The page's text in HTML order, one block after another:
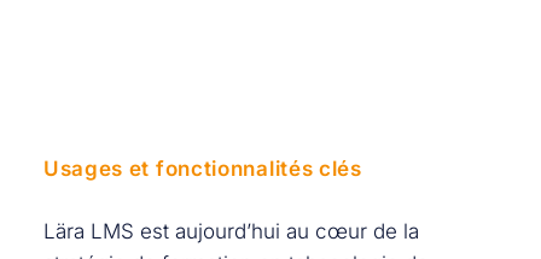
Usages et fonctionnalités clés
Lära LMS est aujourd’hui au cœur de la